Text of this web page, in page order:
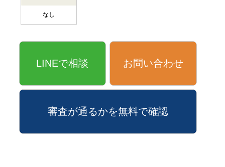
なし
LINEで相談 お問い合わせ
審査が通るかを無料で確認